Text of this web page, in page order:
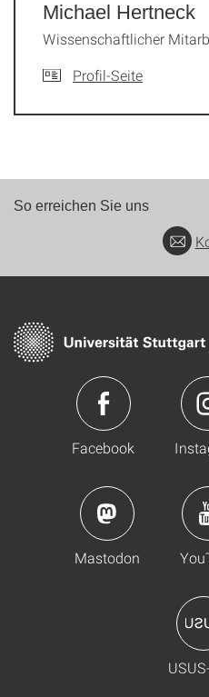
Michael Hertneck
Wissenschaftlicher
Profil-Seite
So erreichen Sie uns
Facebook
Mastodon